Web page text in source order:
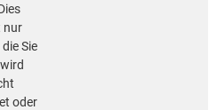
nur
Sie
oder